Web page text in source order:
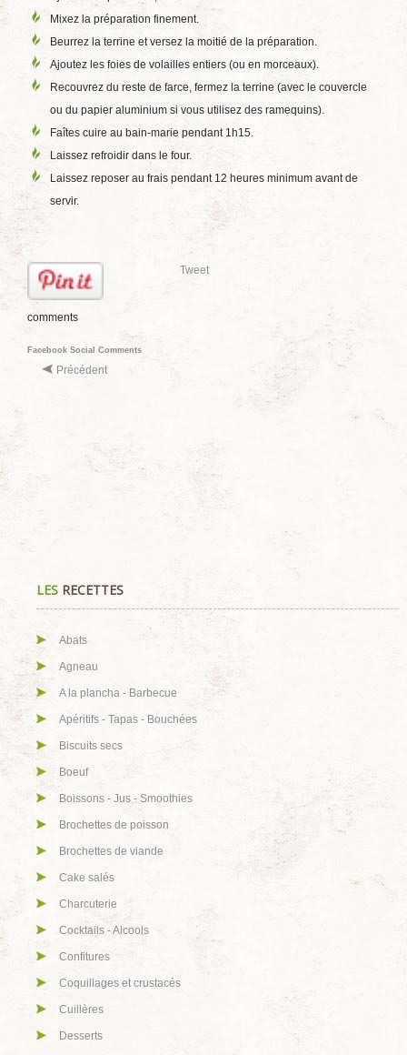
Mixez la préparation finement.
Beurrez la terrine et versez la moitié de la préparation.
Ajoutez les foies de volailles entiers (ou en morceaux).
Recouvrez du reste de farce, fermez la terrine (avec le couvercle
ou du papier aluminium si vous utilisez des ramequins).
Faîtes cuire au bain-marie pendant 1h15.
Laissez refroidir dans le four.
Laissez reposer au frais pendant 12 heures minimum avant de
servir.
Tweet
comments
Facebook Social Comments
Précédent
LES RECETTES
Abats
Agneau
A la plancha - Barbecue
Apéritifs - Tapas - Bouchées
Biscuits secs
Boeuf
Boissons - Jus - Smoothies
Brochettes de poisson
Brochettes de viande
Cake salés
Charcuterie
Cocktails - Alcools
Confitures
Coquillages et crustacés
Cuillères
Desserts